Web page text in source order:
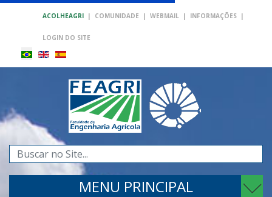
ACOLHEAGRI | COMUNIDADE | WEBMAIL | INFORMAÇÕES |
LOGIN DO SITE
Pesquisar...
MENU PRINCIPAL